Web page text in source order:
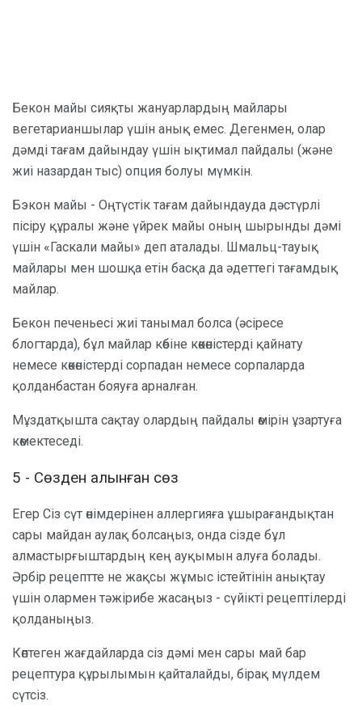
Бекон майы сияқты жануарлардың майлары
вегетарианшылар үшін анық емес. Дегенмен, олар
дәмді тағам дайындау үшін ықтимал пайдалы (және
жиі назардан тыс) опция болуы мүмкін.
Бэкон майы - Оңтүстік тағам дайындауда дәстүрлі
пісіру құралы және үйрек майы оның шырынды дәмі
үшін «Гаскали майы» деп аталады. Шмальц-тауық
майлары мен шошқа етін басқа да әдеттегі тағамдық
майлар.
Бекон печеньесі жиі танымал болса (әсіресе
блогтарда), бұл майлар көбіне көкөністерді қайнату
немесе көкөністерді сорпадан немесе сорпаларда
қолданбастан бояуға арналған.
Мұздатқышта сақтау олардың пайдалы өмірін ұзартуға
көмектеседі.
5 - Сөзден алынған сөз
Егер Сіз сүт өнімдерінен аллергияға ұшырағандықтан
сары майдан аулақ болсаңыз, онда сізде бұл
алмастырғыштардың кең ауқымын алуға болады.
Әрбір рецептте не жақсы жұмыс істейтінін анықтау
үшін олармен тәжірибе жасаңыз - сүйікті рецептілерді
қолданыңыз.
Көптеген жағдайларда сіз дәмі мен сары май бар
рецептура құрылымын қайталайды, бірақ мүлдем
сүтсіз.